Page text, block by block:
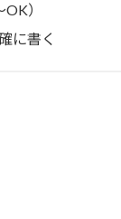
）
に書く